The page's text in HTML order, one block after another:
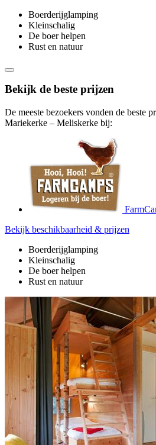
Boerderijglamping
Kleinschalig
De boer helpen
Rust en natuur
Bekijk de beste prijzen
De meeste bezoekers vonden de beste
Mariekerke – Meliskerke bij:
Bekijk beschikbaarheid & prijzen
Boerderijglamping
Kleinschalig
De boer helpen
Rust en natuur